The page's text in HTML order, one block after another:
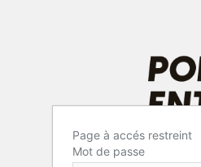
Page à accés restreint
Mot de passe